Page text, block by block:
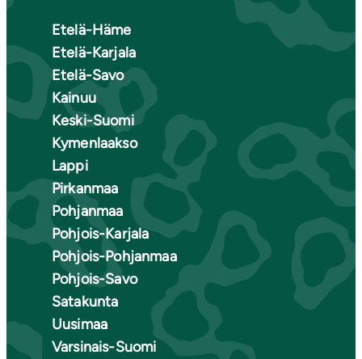
Etelä-Häme
Etelä-Karjala
Etelä-Savo
Kainuu
Keski-Suomi
Kymenlaakso
Lappi
Pirkanmaa
Pohjanmaa
Pohjois-Karjala
Pohjois-Pohjanmaa
Pohjois-Savo
Satakunta
Uusimaa
Varsinais-Suomi